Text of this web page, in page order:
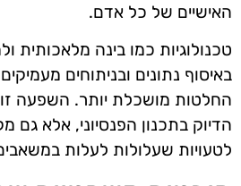
האישיים של כל אדם.
טכנולוגיות כמו בינה מלאכותית
באיסוף נתונים ובניתוחים
החלטות מושכלת יותר. השפעה
הדיוק בתכנון הפנסיוני, אלא גם
לטעויות שעלולות לעלות